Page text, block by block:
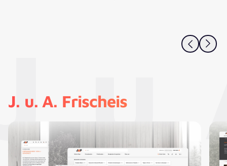
u.
J. u. A. Frischeis